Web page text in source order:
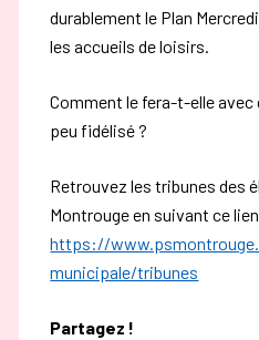
durablement le Plan
les accueils de loisirs.
Comment le fera-t-elle avec
peu fidélisé ?
Retrouvez les tribunes des
Montrouge en suivant ce lien
https://
municipale/tribunes
Partagez !